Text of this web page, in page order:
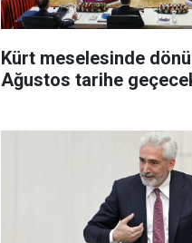
Kürt meselesinde
Ağustos tarihe